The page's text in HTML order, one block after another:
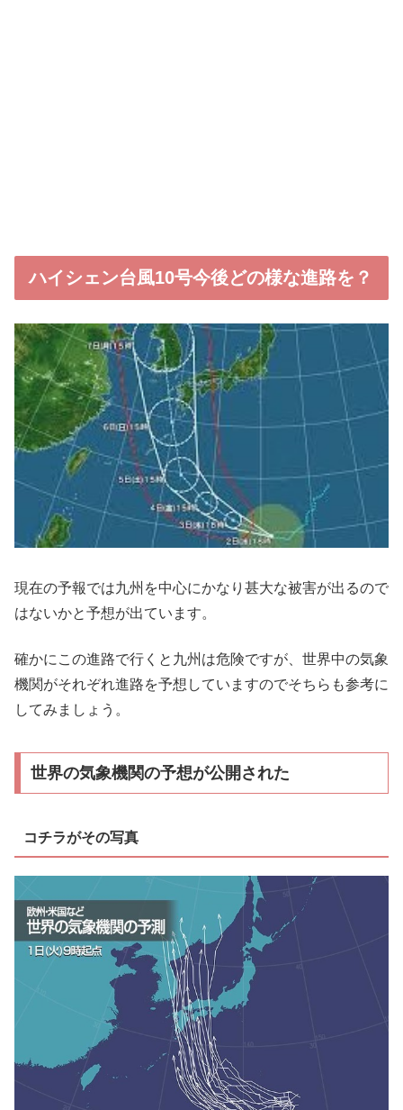
ハイシェン台風10号今後どの様な進路を？
現在の予報では九州を中心にかなり甚大な被害が出るので
はないかと予想が出ています。
確かにこの進路で行くと九州は危険ですが、世界中の気象
機関がそれぞれ進路を予想していますのでそちらも参考に
してみましょう。
世界の気象機関の予想が公開された
コチラがその写真